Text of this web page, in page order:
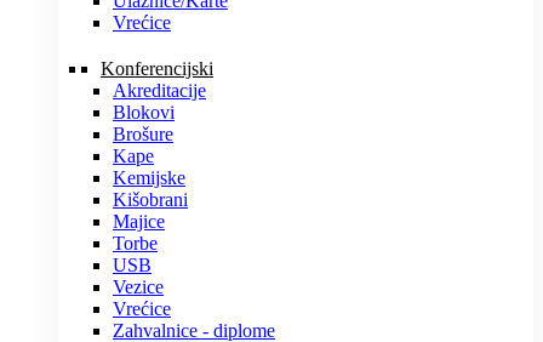
Vrećice
Konferencijski
Akreditacije
Blokovi
Brošure
Kape
Kemijske
Kišobrani
Majice
Torbe
USB
Vezice
Vrećice
Zahvalnice - diplome